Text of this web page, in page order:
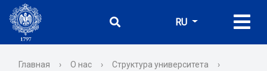
RU
Главная › О нас › Структура университета
›